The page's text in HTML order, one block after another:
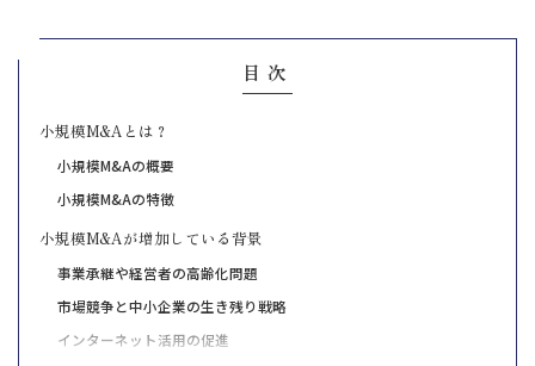
目次
小規模M&Aとは？
小規模M&Aの概要
小規模M&Aの特徴
小規模M&Aが増加している背景
事業承継や経営者の高齢化問題
市場競争と中小企業の生き残り戦略
インターネット活用の促進